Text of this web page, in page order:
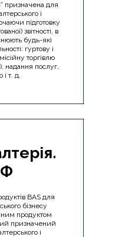
призначена для
і
підготовку
звітності, в
будь-які
гуртову і
торгівлю
надання послуг,
і т. д.
BAS для
бізнесу
продуктом
призначений
і